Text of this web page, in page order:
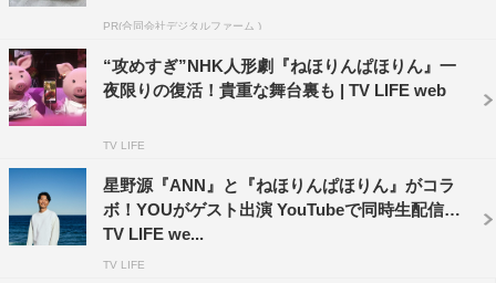
「食事中にわざとナイフを落とすの？」「毎日おいしいも
よらない苦悩が明らかになる。
PR(合同会社デジタルファーム )
“攻めすぎ”NHK人形劇『ねほりんぱほりん』一
夜限りの復活！貴重な舞台裏も | TV LIFE web
TV LIFE
星野源『ANN』と『ねほりんぱほりん』がコラ
ボ！YOUがゲスト出演 YouTubeで同時生配信 |
TV LIFE we...
TV LIFE